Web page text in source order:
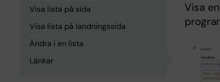
Visa lista på sida
Visa lista på landningssida
Ändra i en lista
Länkar
Visa